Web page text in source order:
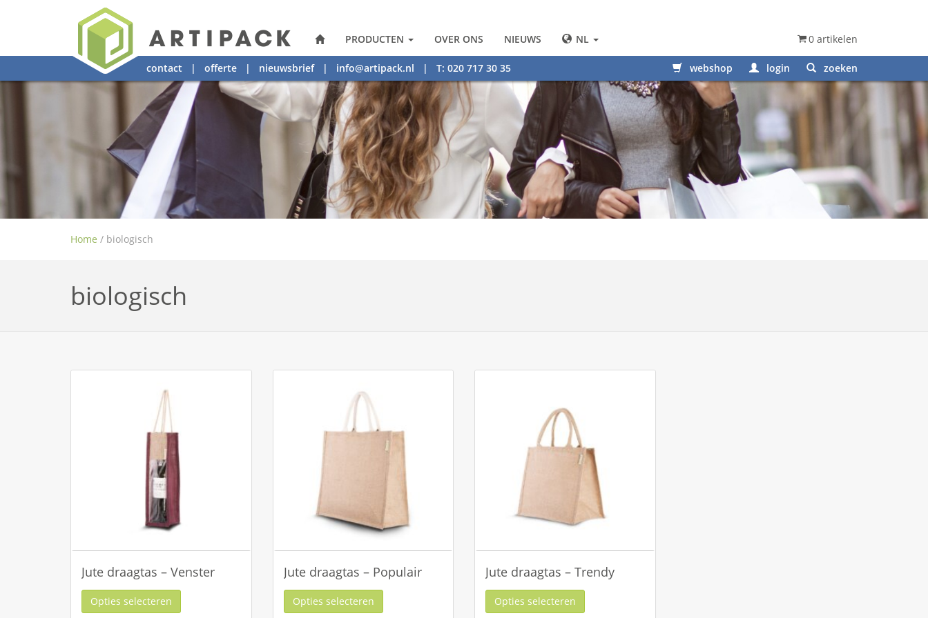
PRODUCTEN OVER ONS NIEUWS NL 0 artikelen
contact | offerte | nieuwsbrief| info@artipack.nl | T: 020 717 30 35 webshop login zoeken
Home / biologisch
biologisch
Jute draagtas – Venster
Opties selecteren
Jute draagtas – Populair
Opties selecteren
Jute draagtas – Trendy
Opties selecteren